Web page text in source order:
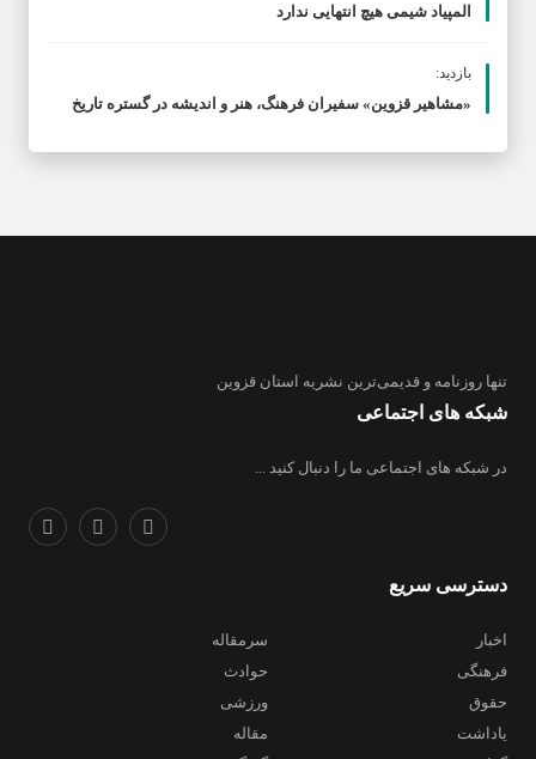
المپیاد شیمی هیچ انتهایی ندارد
بازدید:
«مشاهیر قزوین» سفیران فرهنگ، هنر و اندیشه در گستره تاریخ
تنها روزنامه و قدیمی‌ترین نشریه استان قزوین
شبکه های اجتماعی
در شبکه های اجتماعی ما را دنبال کنید ...
دسترسی سریع
اخبار
سرمقاله
فرهنگی
حوادث
حقوق
ورزشی
یاداشت
مقاله